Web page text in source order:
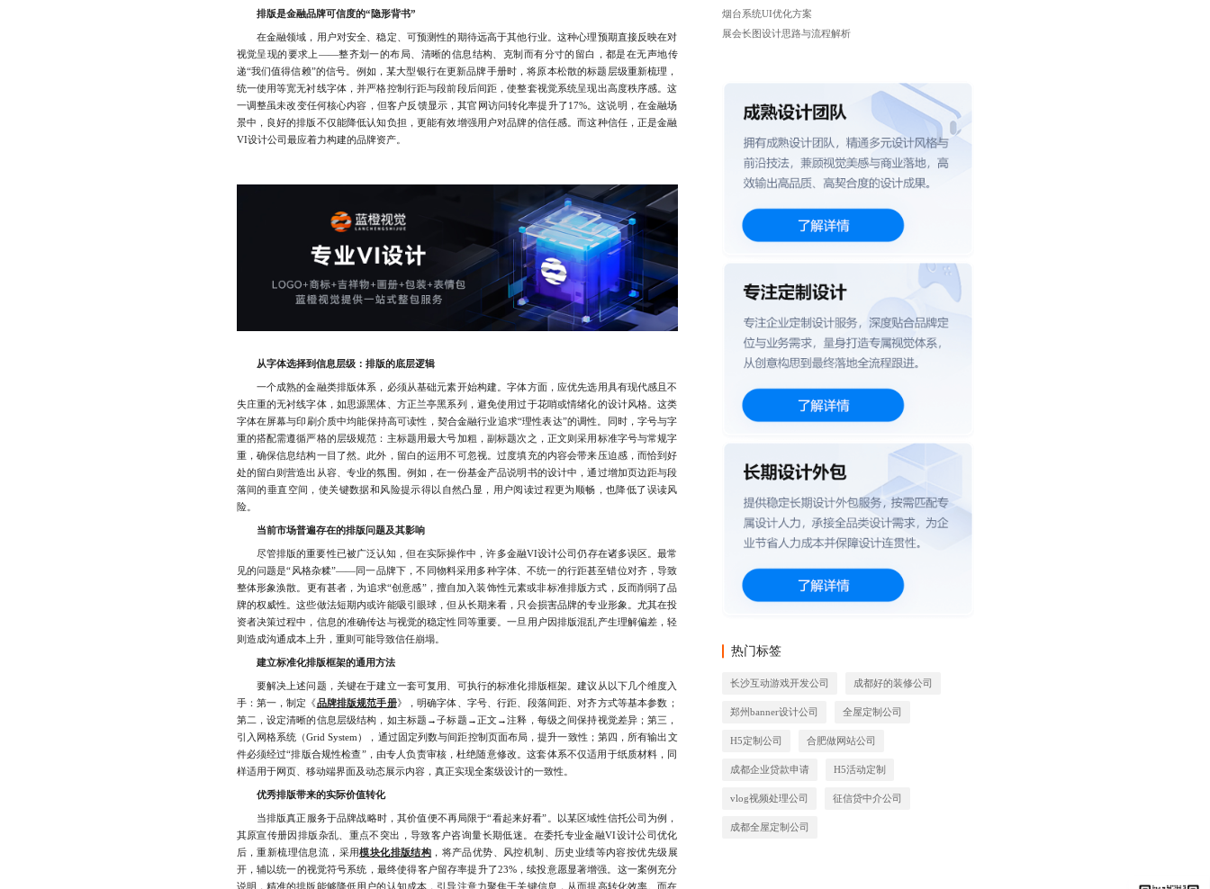
排版是金融品牌可信度的“隐形背书”
在金融领域，用户对安全、稳定、可预测性的期待远高于其他行业。这种心理预期直接反映在对
视觉呈现的要求上——整齐划一的布局、清晰的信息结构、克制而有分寸的留白，都是在无声地传
递“我们值得信赖”的信号。例如，某大型银行在更新品牌手册时，将原本松散的标题层级重新梳理，
统一使用等宽无衬线字体，并严格控制行距与段前段后间距，使整套视觉系统呈现出高度秩序感。这
一调整虽未改变任何核心内容，但客户反馈显示，其官网访问转化率提升了17%。这说明，在金融场
景中，良好的排版不仅能降低认知负担，更能有效增强用户对品牌的信任感。而这种信任，正是金融
VI设计公司最应着力构建的品牌资产。
从字体选择到信息层级：排版的底层逻辑
一个成熟的金融类排版体系，必须从基础元素开始构建。字体方面，应优先选用具有现代感且不
失庄重的无衬线字体，如思源黑体、方正兰亭黑系列，避免使用过于花哨或情绪化的设计风格。这类
字体在屏幕与印刷介质中均能保持高可读性，契合金融行业追求“理性表达”的调性。同时，字号与字
重的搭配需遵循严格的层级规范：主标题用最大号加粗，副标题次之，正文则采用标准字号与常规字
重，确保信息结构一目了然。此外，留白的运用不可忽视。过度填充的内容会带来压迫感，而恰到好
处的留白则营造出从容、专业的氛围。例如，在一份基金产品说明书的设计中，通过增加页边距与段
落间的垂直空间，使关键数据和风险提示得以自然凸显，用户阅读过程更为顺畅，也降低了误读风
险。
当前市场普遍存在的排版问题及其影响
尽管排版的重要性已被广泛认知，但在实际操作中，许多金融VI设计公司仍存在诸多误区。最常
见的问题是“风格杂糅”——同一品牌下，不同物料采用多种字体、不统一的行距甚至错位对齐，导致
整体形象涣散。更有甚者，为追求“创意感”，擅自加入装饰性元素或非标准排版方式，反而削弱了品
牌的权威性。这些做法短期内或许能吸引眼球，但从长期来看，只会损害品牌的专业形象。尤其在投
资者决策过程中，信息的准确传达与视觉的稳定性同等重要。一旦用户因排版混乱产生理解偏差，轻
则造成沟通成本上升，重则可能导致信任崩塌。
建立标准化排版框架的通用方法
要解决上述问题，关键在于建立一套可复用、可执行的标准化排版框架。建议从以下几个维度入
手：第一，制定《品牌排版规范手册》，明确字体、字号、行距、段落间距、对齐方式等基本参数；
第二，设定清晰的信息层级结构，如主标题→子标题→正文→注释，每级之间保持视觉差异；第三，
引入网格系统（Grid System），通过固定列数与间距控制页面布局，提升一致性；第四，所有输出文
件必须经过“排版合规性检查”，由专人负责审核，杜绝随意修改。这套体系不仅适用于纸质材料，同
样适用于网页、移动端界面及动态展示内容，真正实现全案级设计的一致性。
优秀排版带来的实际价值转化
当排版真正服务于品牌战略时，其价值便不再局限于“看起来好看”。以某区域性信托公司为例，
其原宣传册因排版杂乱、重点不突出，导致客户咨询量长期低迷。在委托专业金融VI设计公司优化
后，重新梳理信息流，采用模块化排版结构 ，将产品优势、风控机制、历史业绩等内容按优先级展
开，辅以统一的视觉符号系统，最终使得客户留存率提升了23%，续投意愿显著增强。这一案例充分
说明，精准的排版能够降低用户的认知成本，引导注意力聚焦于关键信息，从而提高转化效率。而在
烟台系统UI优化方案
展会长图设计思路与流程解析
热门标签
长沙互动游戏开发公司 成都好的装修公司
郑州banner设计公司 全屋定制公司
H5定制公司 合肥做网站公司
成都企业贷款申请 H5活动定制
vlog视频处理公司 征信贷中介公司
成都全屋定制公司